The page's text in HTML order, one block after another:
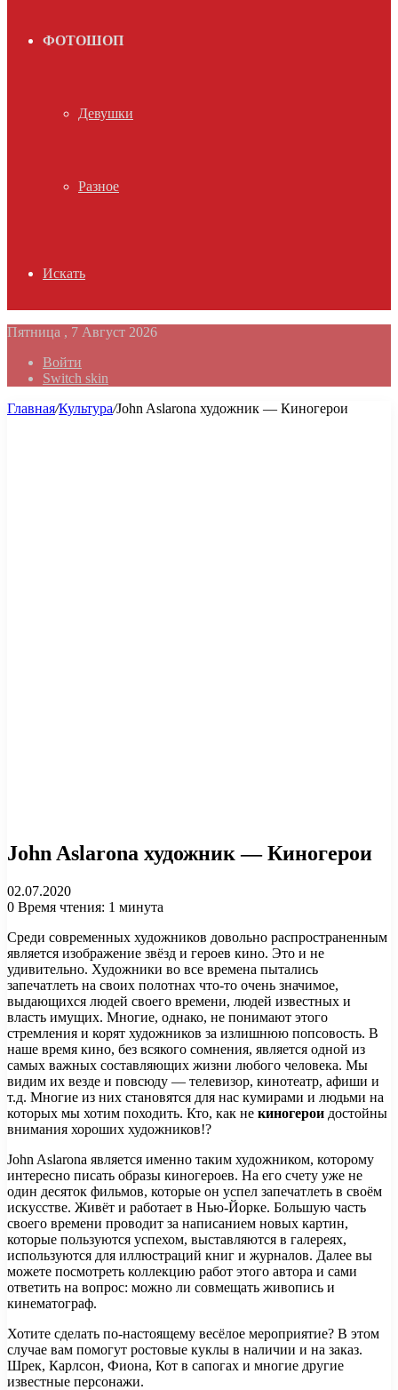
ФОТОШОП
Девушки
Разное
Искать
Пятница , 7 Август 2026
Войти
Switch skin
Главная/Культура/John Aslarona художник — Киногерои
John Aslarona художник — Киногерои
02.07.2020
0 Время чтения: 1 минута
Среди современных художников довольно распространенным
является изображение звёзд и героев кино. Это и не
удивительно. Художники во все времена пытались
запечатлеть на своих полотнах что-то очень значимое,
выдающихся людей своего времени, людей известных и
власть имущих. Многие, однако, не понимают этого
стремления и корят художников за излишнюю попсовость. В
наше время кино, без всякого сомнения, является одной из
самых важных составляющих жизни любого человека. Мы
видим их везде и повсюду — телевизор, кинотеатр, афиши и
т.д. Многие из них становятся для нас кумирами и людьми на
которых мы хотим походить. Кто, как не киногерои достойны
внимания хороших художников!?
John Aslarona является именно таким художником, которому
интересно писать образы киногероев. На его счету уже не
один десяток фильмов, которые он успел запечатлеть в своём
искусстве. Живёт и работает в Нью-Йорке. Большую часть
своего времени проводит за написанием новых картин,
которые пользуются успехом, выставляются в галереях,
используются для иллюстраций книг и журналов. Далее вы
можете посмотреть коллекцию работ этого автора и сами
ответить на вопрос: можно ли совмещать живопись и
кинематограф.
Хотите сделать по-настоящему весёлое мероприятие? В этом
случае вам помогут ростовые куклы в наличии и на заказ.
Шрек, Карлсон, Фиона, Кот в сапогах и многие другие
известные персонажи.